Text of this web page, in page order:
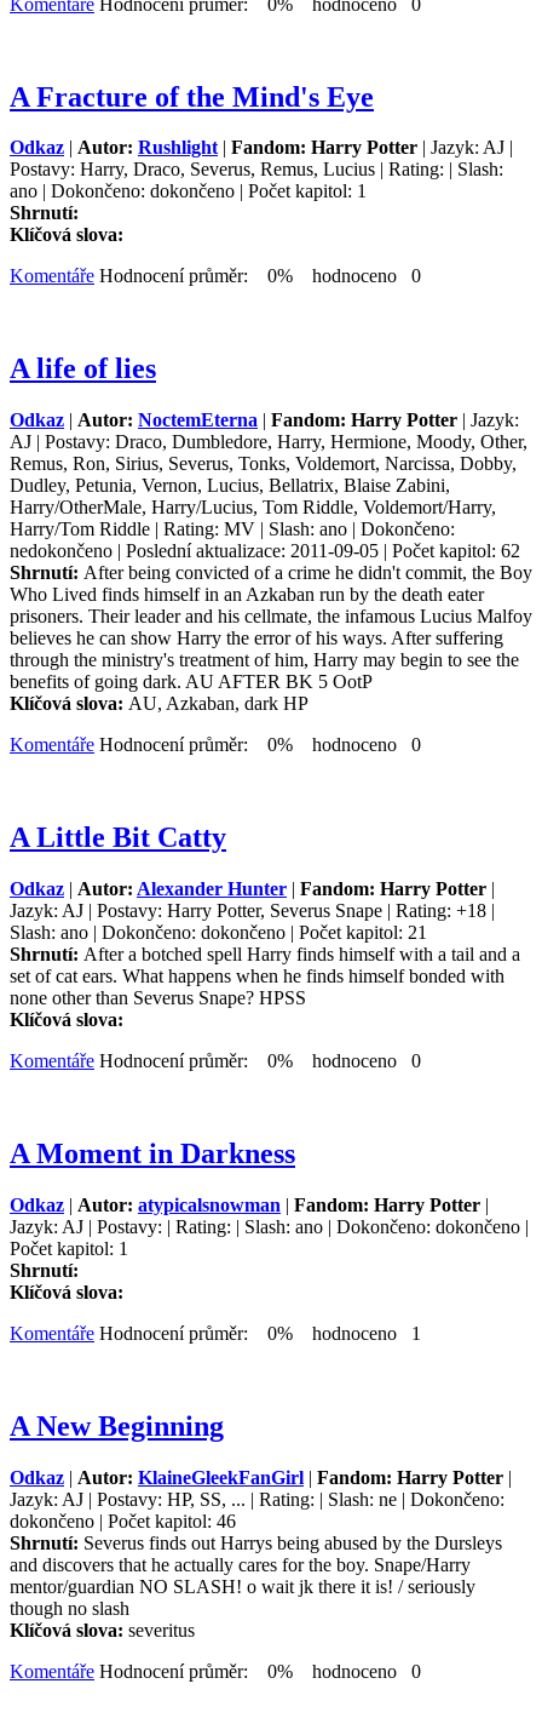
A Fracture of the Mind's Eye
Odkaz | Autor: Rushlight| Fandom: Harry Potter | Jazyk: AJ |
Postavy: Harry, Draco, Severus, Remus, Lucius | Rating: | Slash:
ano | Dokončeno: dokončeno | Počet kapitol: 1
Shrnutí:
Klíčová slova:
Komentáře Hodnocení průměr: 0% hodnoceno 0
A life of lies
Odkaz | Autor: NoctemEterna | Fandom: Harry Potter | Jazyk:
AJ | Postavy: Draco, Dumbledore, Harry, Hermione, Moody, Other,
Remus, Ron, Sirius, Severus, Tonks, Voldemort, Narcissa, Dobby,
Dudley, Petunia, Vernon, Lucius, Bellatrix, Blaise Zabini,
Harry/OtherMale, Harry/Lucius, Tom Riddle, Voldemort/Harry,
Harry/Tom Riddle | Rating: MV | Slash: ano | Dokončeno:
nedokončeno | Poslední aktualizace: 2011-09-05 | Počet kapitol: 62
Shrnutí: After being convicted of a crime he didn't commit, the Boy
Who Lived finds himself in an Azkaban run by the death eater
prisoners. Their leader and his cellmate, the infamous Lucius Malfoy
believes he can show Harry the error of his ways. After suffering
through the ministry's treatment of him, Harry may begin to see the
benefits of going dark. AU AFTER BK 5 OotP
Klíčová slova: AU, Azkaban, dark HP
Komentáře Hodnocení průměr: 0% hodnoceno 0
A Little Bit Catty
Odkaz | Autor: Alexander Hunter | Fandom: Harry Potter |
Jazyk: AJ | Postavy: Harry Potter, Severus Snape | Rating: +18 |
Slash: ano | Dokončeno: dokončeno | Počet kapitol: 21
Shrnutí: After a botched spell Harry finds himself with a tail and a
set of cat ears. What happens when he finds himself bonded with
none other than Severus Snape? HPSS
Klíčová slova:
Komentáře Hodnocení průměr: 0% hodnoceno 0
A Moment in Darkness
Odkaz | Autor: atypicalsnowman | Fandom: Harry Potter |
Jazyk: AJ | Postavy: | Rating: | Slash: ano | Dokončeno: dokončeno |
Počet kapitol: 1
Shrnutí:
Klíčová slova:
Komentáře Hodnocení průměr: 0% hodnoceno 1
A New Beginning
Odkaz | Autor: KlaineGleekFanGirl | Fandom: Harry Potter |
Jazyk: AJ | Postavy: HP, SS, ... | Rating: | Slash: ne | Dokončeno:
dokončeno | Počet kapitol: 46
Shrnutí: Severus finds out Harrys being abused by the Dursleys
and discovers that he actually cares for the boy. Snape/Harry
mentor/guardian NO SLASH! o wait jk there it is! / seriously
though no slash
Klíčová slova: severitus
Komentáře Hodnocení průměr: 0% hodnoceno 0